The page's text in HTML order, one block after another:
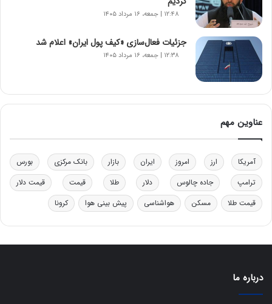
و
د
ر
ب
ر
ی
و
ل
د
خ
و
د
و
ه
ب
ا
۱۲:۴۸ | جمعه، ۱۶ مرداد ۱۴۰۵
جزئیات فعال‌سازی «کیف پول ایران» اعلام شد
۱۲:۳۸ | جمعه، ۱۶ مرداد ۱۴۰۵
عناوین مهم
آمریکا ارز امروز ایران بازار بانک مرکزی
بورس
ترامپ
جاده چالوس دلار طلا قیمت
قیمت دلار
قیمت طلا
مسکن هواشناسی پیش بینی هوا کرونا
درباره ما